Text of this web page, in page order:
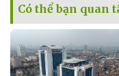
Có thể bạn quan